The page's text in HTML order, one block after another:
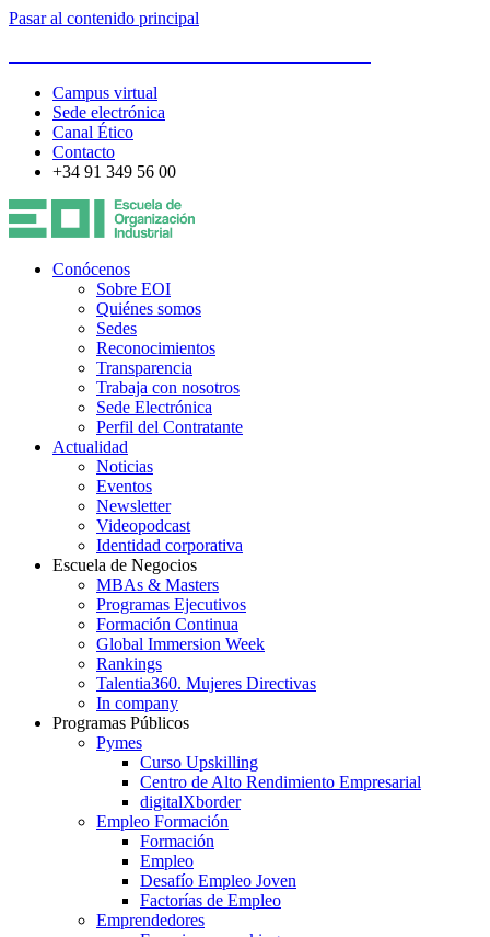
Pasar al contenido principal
Campus virtual
Sede electrónica
Canal Ético
Contacto
+34 91 349 56 00
Conócenos
Sobre EOI
Quiénes somos
Sedes
Reconocimientos
Transparencia
Trabaja con nosotros
Sede Electrónica
Perfil del Contratante
Actualidad
Noticias
Eventos
Newsletter
Videopodcast
Identidad corporativa
Escuela de Negocios
MBAs & Masters
Programas Ejecutivos
Formación Continua
Global Immersion Week
Rankings
Talentia360. Mujeres Directivas
In company
Programas Públicos
Pymes
Curso Upskilling
Centro de Alto Rendimiento Empresarial
digitalXborder
Empleo Formación
Formación
Empleo
Desafío Empleo Joven
Factorías de Empleo
Emprendedores